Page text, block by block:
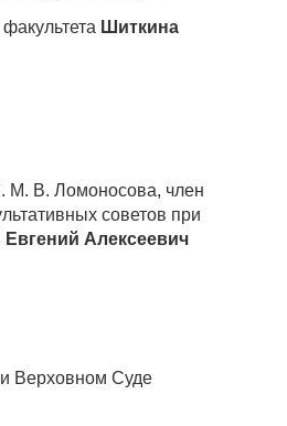
Шиткина
М. В. Ломоносова, член
советов при
Алексеевич
Верховном Суде